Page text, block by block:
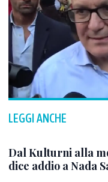
LEGGI ANCHE
Dal Kulturni alla
dice addio a Nada